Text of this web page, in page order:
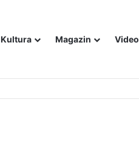
Kultura Magazin Video